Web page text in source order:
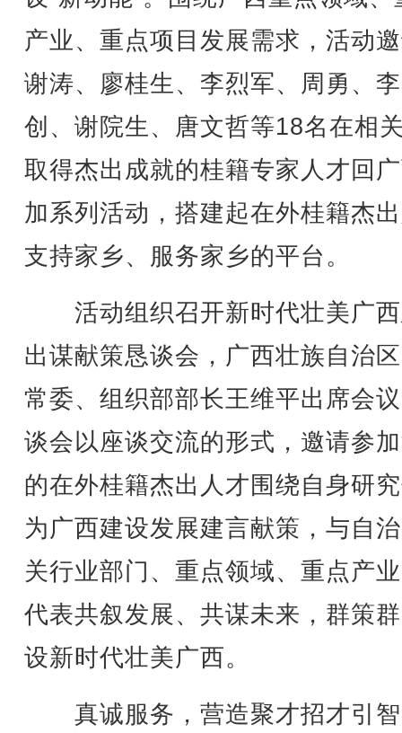
产业、重点项目发展需求，活动
谢涛、廖桂生、李烈军、周勇、
创、谢院生、唐文哲等18名在相
取得杰出成就的桂籍专家人才回
加系列活动，搭建起在外桂籍杰
支持家乡、服务家乡的平台。
活动组织召开新时代壮美广
出谋献策恳谈会，广西壮族自治
常委、组织部部长王维平出席会
谈会以座谈交流的形式，邀请参
的在外桂籍杰出人才围绕自身研
为广西建设发展建言献策，与自
关行业部门、重点领域、重点产
代表共叙发展、共谋未来，群策
设新时代壮美广西。
真诚服务，营造聚才招才引智